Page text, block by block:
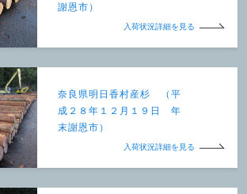
謝恩市）
入荷状況詳細を見る
奈良県明日香村産杉 （平
成２８年１２月１９日 年
末謝恩市）
入荷状況詳細を見る